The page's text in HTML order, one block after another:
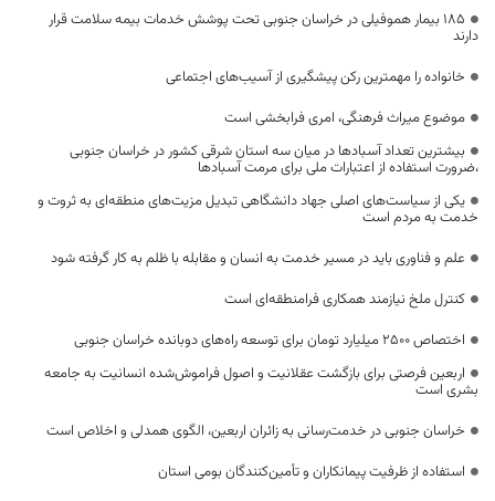
۱۸۵ بیمار هموفیلی در خراسان جنوبی تحت پوشش خدمات بیمه سلامت قرار
دارند
خانواده را مهمترین رکن پیشگیری از آسیب‌های اجتماعی
موضوع میراث فرهنگی، امری فرابخشی است
بیشترین تعداد آسبادها در میان سه استان شرقی کشور در خراسان جنوبی
،ضرورت استفاده از اعتبارات ملی برای مرمت آسبادها
یکی از سیاست‌های اصلی جهاد دانشگاهی تبدیل مزیت‌های منطقه‌ای به ثروت و
خدمت به مردم است
علم و فناوری باید در مسیر خدمت به انسان و مقابله با ظلم به کار گرفته شود
کنترل ملخ نیازمند همکاری فرامنطقه‌ای است
اختصاص 2500 میلیارد تومان برای توسعه راه‌های دوبانده خراسان جنوبی
اربعین فرصتی برای بازگشت عقلانیت و اصول فراموش‌شده انسانیت به جامعه
بشری است
خراسان جنوبی در خدمت‌رسانی به زائران اربعین، الگوی همدلی و اخلاص است
استفاده از ظرفیت پیمانکاران و تأمین‌کنندگان بومی استان